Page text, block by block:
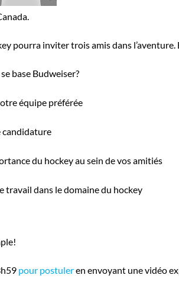
pourra inviter trois amis dans
base Budweiser?
équipe préférée
candidature
du hockey au sein de vos amitiés
travail dans le domaine du hockey
pour postuleren envoyant une vidéo